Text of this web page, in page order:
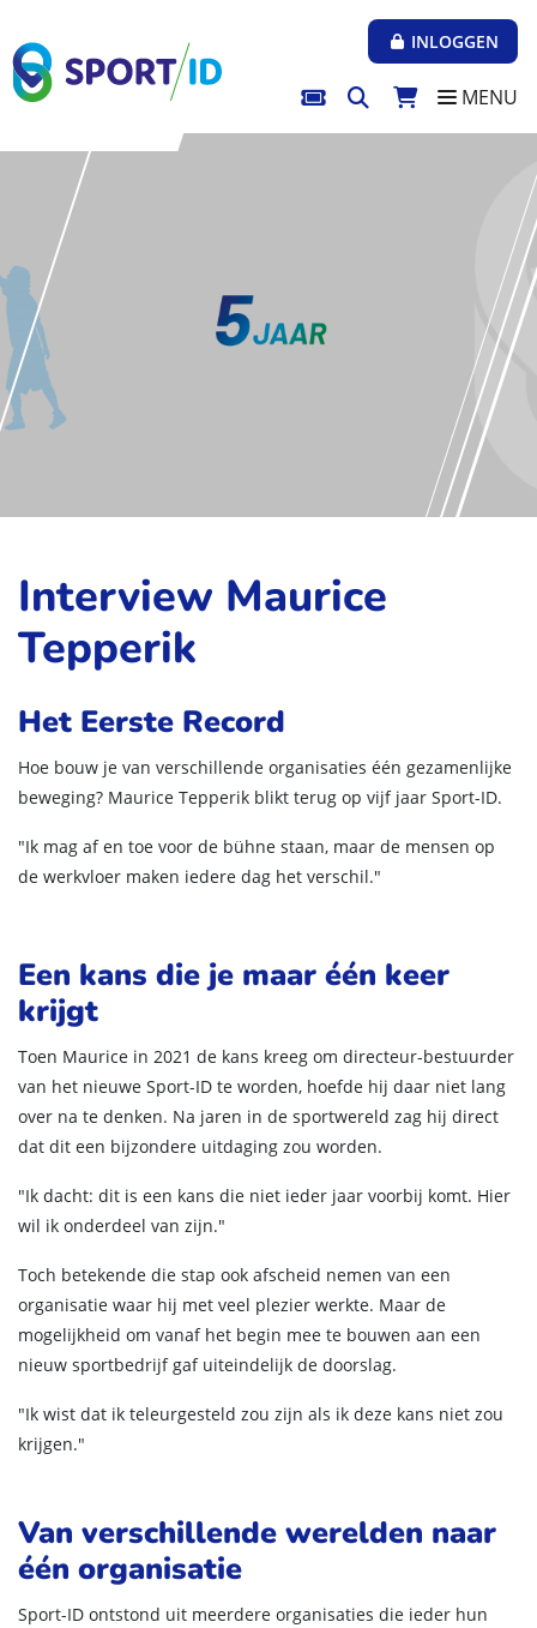
INLOGGEN
MENU
Interview Maurice
Tepperik
Het Eerste Record
Hoe bouw je van verschillende organisaties één gezamenlijke
beweging? Maurice Tepperik blikt terug op vijf jaar Sport-ID.
"Ik mag af en toe voor de bühne staan, maar de mensen op
de werkvloer maken iedere dag het verschil."
Een kans die je maar één keer
krijgt
Toen Maurice in 2021 de kans kreeg om directeur-bestuurder
van het nieuwe Sport-ID te worden, hoefde hij daar niet lang
over na te denken. Na jaren in de sportwereld zag hij direct
dat dit een bijzondere uitdaging zou worden.
"Ik dacht: dit is een kans die niet ieder jaar voorbij komt. Hier
wil ik onderdeel van zijn."
Toch betekende die stap ook afscheid nemen van een
organisatie waar hij met veel plezier werkte. Maar de
mogelijkheid om vanaf het begin mee te bouwen aan een
nieuw sportbedrijf gaf uiteindelijk de doorslag.
"Ik wist dat ik teleurgesteld zou zijn als ik deze kans niet zou
krijgen."
Van verschillende werelden naar
één organisatie
Sport-ID ontstond uit meerdere organisaties die ieder hun